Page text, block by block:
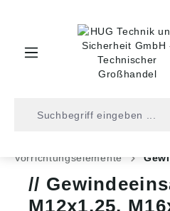
Vorrichtungselemente
M12x1,25,